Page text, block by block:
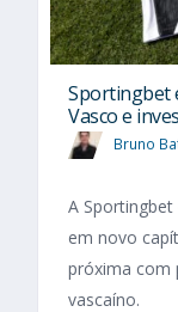
Sportingbet
Vasco e
Bruno
A
em novo
próxima com
vascaíno.